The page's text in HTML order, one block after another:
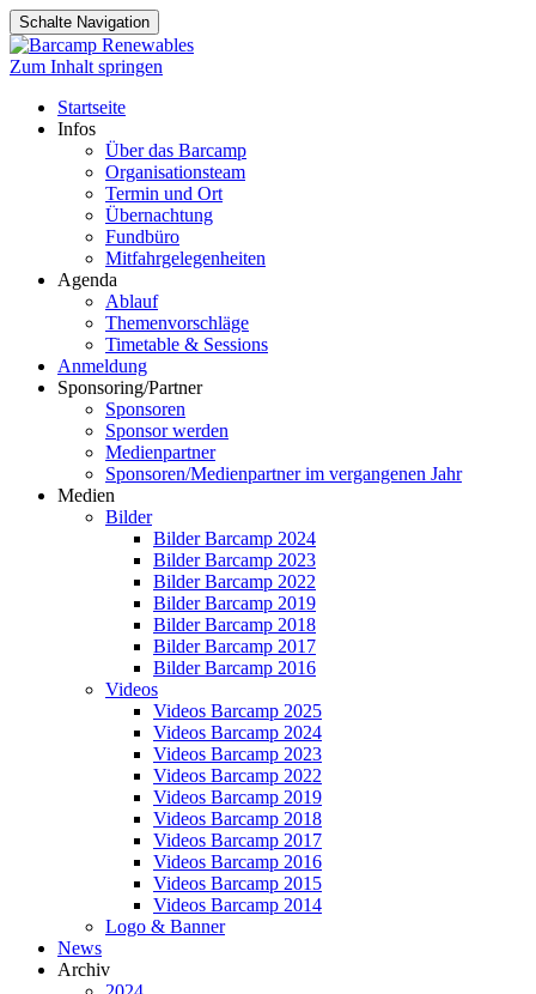
Schalte Navigation
Zum Inhalt springen
Startseite
Infos
Über das Barcamp
Organisationsteam
Termin und Ort
Übernachtung
Fundbüro
Mitfahrgelegenheiten
Agenda
Ablauf
Themenvorschläge
Timetable & Sessions
Anmeldung
Sponsoring/Partner
Sponsoren
Sponsor werden
Medienpartner
Sponsoren/Medienpartner im vergangenen Jahr
Medien
Bilder
Bilder Barcamp 2024
Bilder Barcamp 2023
Bilder Barcamp 2022
Bilder Barcamp 2019
Bilder Barcamp 2018
Bilder Barcamp 2017
Bilder Barcamp 2016
Videos
Videos Barcamp 2025
Videos Barcamp 2024
Videos Barcamp 2023
Videos Barcamp 2022
Videos Barcamp 2019
Videos Barcamp 2018
Videos Barcamp 2017
Videos Barcamp 2016
Videos Barcamp 2015
Videos Barcamp 2014
Logo & Banner
News
Archiv